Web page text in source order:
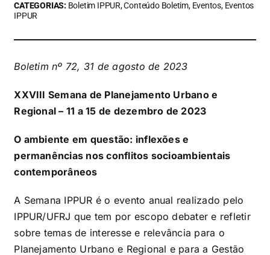
CATEGORIAS: Boletim IPPUR, Conteúdo Boletim, Eventos, Eventos
IPPUR
Boletim nº 72, 31 de agosto de 2023
XXVIII Semana de Planejamento Urbano e
Regional – 11 a 15 de dezembro de 2023
O ambiente em questão: inflexões e
permanências nos conflitos socioambientais
contemporâneos
A Semana IPPUR é o evento anual realizado pelo
IPPUR/UFRJ que tem por escopo debater e refletir
sobre temas de interesse e relevância para o
Planejamento Urbano e Regional e para a Gestão